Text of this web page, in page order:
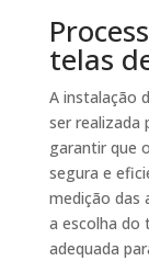
telas
A instalação
ser realizada
garantir que
segura e
medição das
a escolha do
adequada